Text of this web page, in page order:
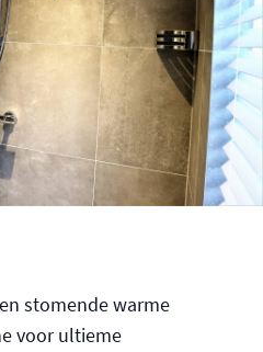
stomende warme
voor ultieme